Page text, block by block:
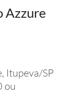
Azzure
Itupeva/SP
ou